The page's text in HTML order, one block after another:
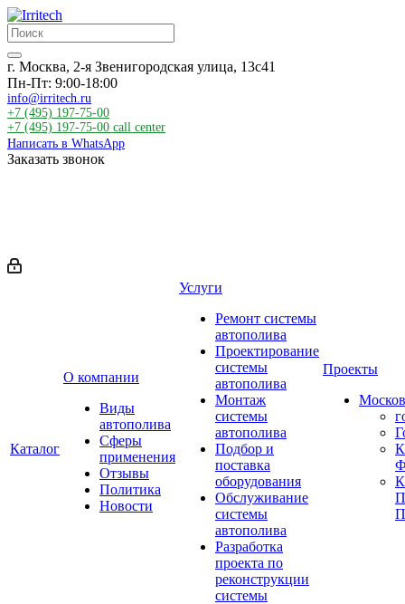
г. Москва, 2-я Звенигородская улица, 13с41
Пн-Пт: 9:00-18:00
info@irritech.ru
+7 (495) 197-75-00
+7 (495) 197-75-00 call center
Написать в WhatsApp
Заказать звонок
Каталог
О компании
Виды
автополива
Сферы
применения
Отзывы
Политика
Новости
Услуги
Ремонт системы
автополива
Проектирование
системы
автополива
Монтаж
системы
автополива
Подбор и
поставка
оборудования
Обслуживание
системы
автополива
Разработка
проекта по
реконструкции
системы
Проекты